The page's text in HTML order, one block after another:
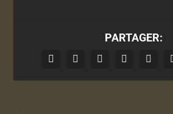
PARTAGER: